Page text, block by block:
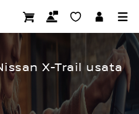
X-Trail usata